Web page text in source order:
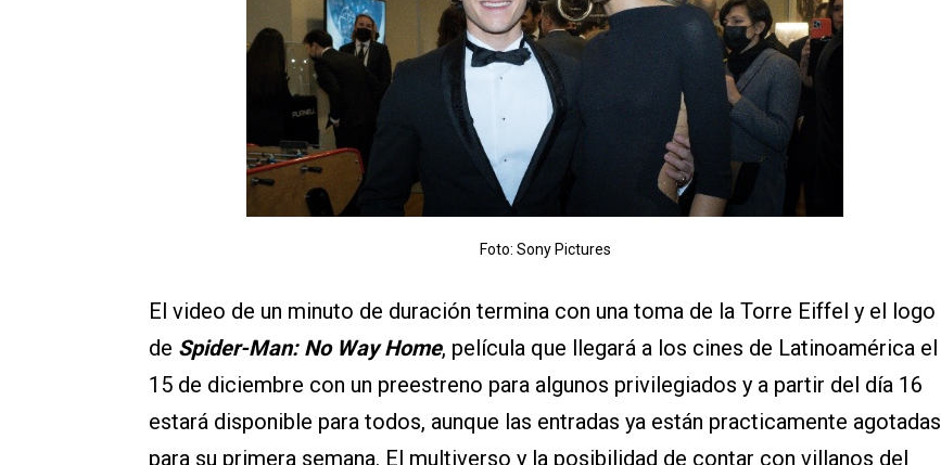
Foto: Sony Pictures
El video de un minuto de duración termina con una toma de la Torre Eiffel y el logo
de Spider-Man: No Way Home, película que llegará a los cines de Latinoamérica el
15 de diciembre con un preestreno para algunos privilegiados y a partir del día 16
estará disponible para todos, aunque las entradas ya están practicamente agotadas
para su primera semana. El multiverso y la posibilidad de contar con villanos del